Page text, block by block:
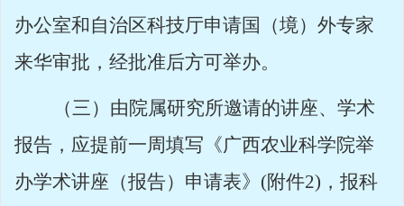
办公室和自治区科技厅申请国（境）外专家
来华审批，经批准后方可举办。
（三）由院属研究所邀请的讲座、学术
报告，应提前一周填写《广西农业科学院举
办学术讲座（报告）申请表》 (附件2) ，报科